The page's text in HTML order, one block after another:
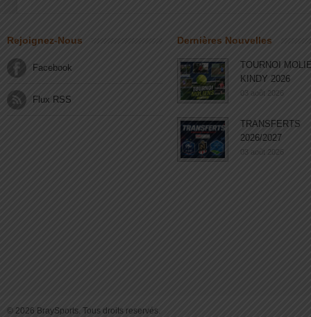
Rejoignez-Nous
Facebook
Flux RSS
Dernières Nouvelles
TOURNOI
KINDY 2026
03 août 2026
TRANSFERTS
2026/2027
03 août 2026
© 2026 BraySports. Tous droits reservés.